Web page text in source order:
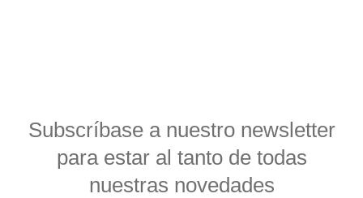
Subscríbase a nuestro newsletter
para estar al tanto de todas
nuestras novedades